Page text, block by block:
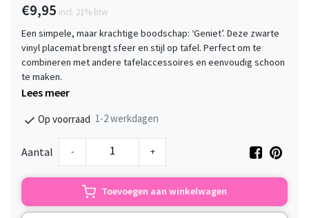
€9,95 incl. 21% btw
Een simpele, maar krachtige boodschap: ‘Geniet’. Deze zwarte
vinyl placemat brengt sfeer en stijl op tafel. Perfect om te
combineren met andere tafelaccessoires en eenvoudig schoon
te maken.
Lees meer
Op voorraad 1-2 werkdagen
Aantal - +
Toevoegen aan winkelwagen